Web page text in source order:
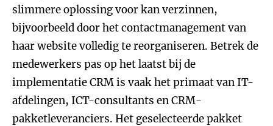
slimmere oplossing voor kan verzinnen,
bijvoorbeeld door het contactmanagement van
haar website volledig te reorganiseren. Betrek de
medewerkers pas op het laatst bij de
implementatieCRM is vaak het primaat van IT-
afdelingen, ICT-consultants en CRM-
pakketleveranciers. Het geselecteerde pakket